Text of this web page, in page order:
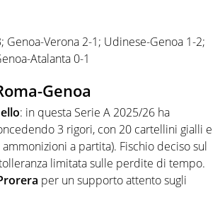
Genoa-Verona 2-1; Udinese-Genoa 1-2;
Atalanta 0-1
Genoa
: in questa Serie A 2025/26 ha
3 rigori, con 20 cartellini gialli e
a partita). Fischio deciso sul
limitata sulle perdite di tempo.
per un supporto attento sugli